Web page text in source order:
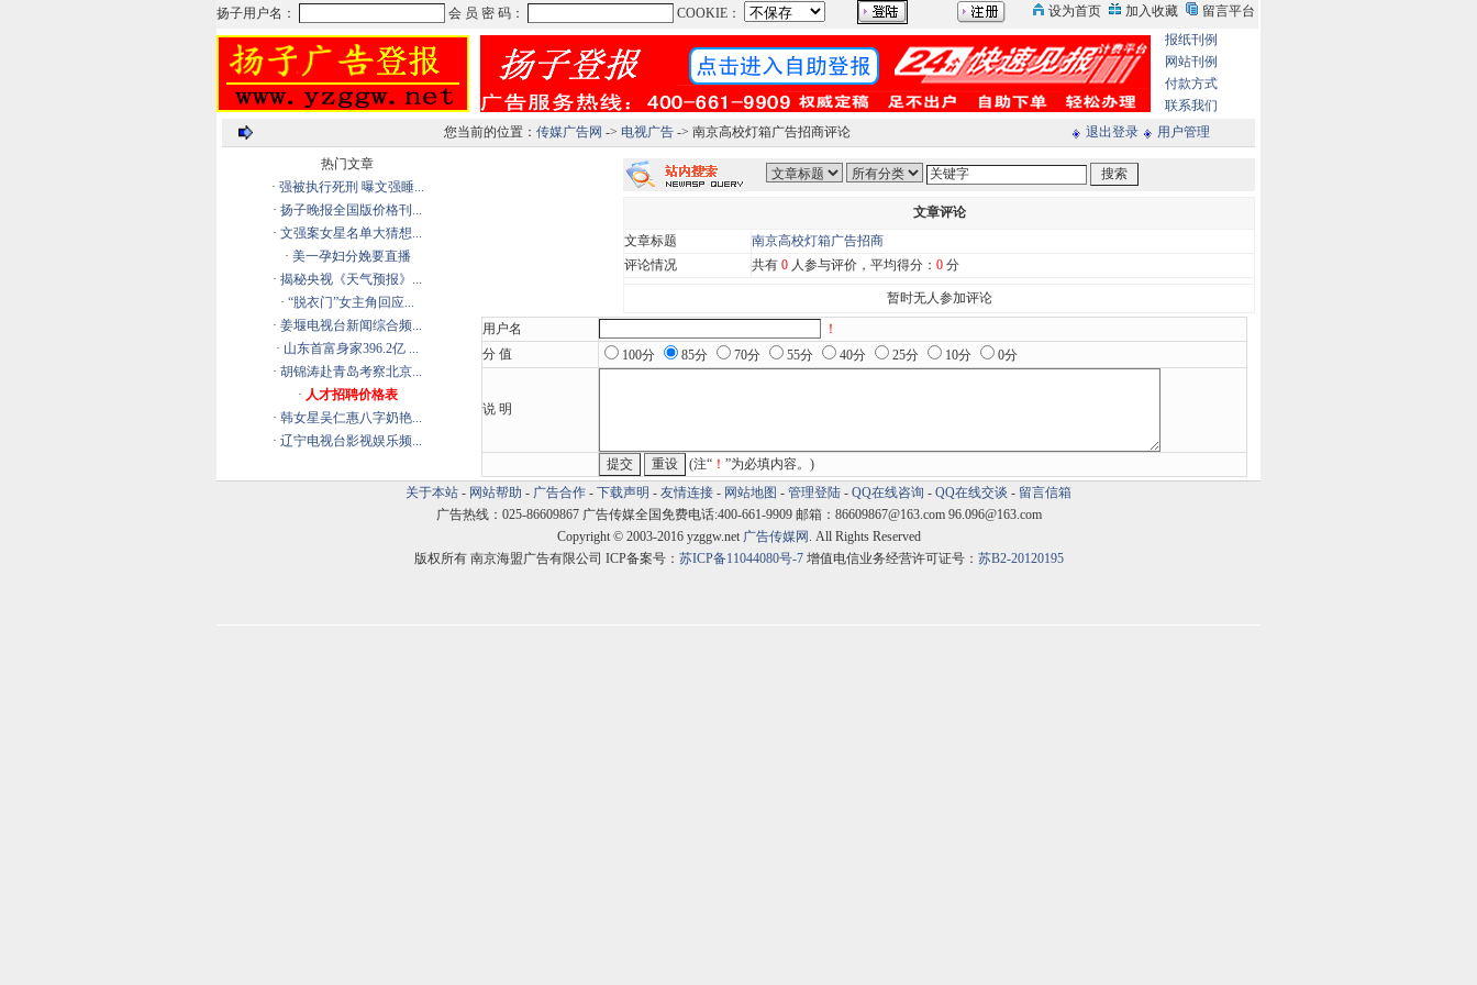
报纸刊例
网站刊例
付款方式
联系我们
您当前的位置： 传媒广告网 -> 电视广告-> 南京高校灯箱广告招商评论 退出登录 用户管理
热门文章
· 强被执行死刑 曝文强睡...
· 扬子晚报全国版价格刊...
· 文强案女星名单大猜想...
· 美一孕妇分娩要直播
· 揭秘央视《天气预报》...
· “脱衣门”女主角回应...
· 姜堰电视台新闻综合频...
· 山东首富身家396.2亿 ...
· 胡锦涛赴青岛考察北京...
· 人才招聘价格表
· 韩女星吴仁惠八字奶艳...
· 辽宁电视台影视娱乐频...
文章评论
文章标题
南京高校灯箱广告招商
评论情况
共有 0 人参与评价，平均得分： 0 分
暂时无人参加评论
用户名
！
分 值
100分 85分 70分 55分 40分 25分 10分 0分
说 明
(注“！ ”为必填内容。)
关于本站 - 网站帮助 - 广告合作 - 下载声明 - 友情连接 - 网站地图 - 管理登陆 - QQ在线咨询 - QQ在线交谈 - 留言信箱
广告热线：025-86609867 广告传媒全国免费电话:400-661-9909 邮箱：86609867@163.com 96.096@163.com
Copyright © 2003-2016 yzggw.net 广告传媒网 . All Rights Reserved
版权所有 南京海盟广告有限公司 ICP备案号： 苏ICP备11044080号-7增值电信业务经营许可证号： 苏B2-20120195